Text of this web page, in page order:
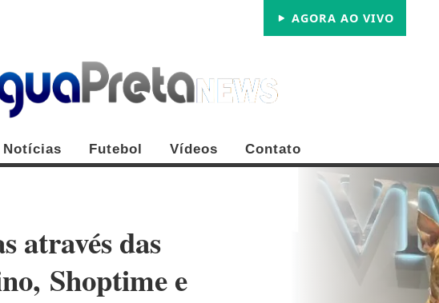
AGORA AO VIVO
Notícias Futebol Vídeos Contato
através das
Shoptime e